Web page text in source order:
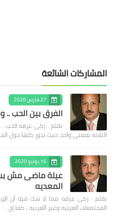
المشاركات الشائعة
27 مارس 2020
الفرق بين الحب ..
بقلم : زكى عرفه الحب
الثلاثه بمعنى واحد، حيث تدور كلها حول
16 يوليو 2020
عيلة ماضى مش
المعديه
بقلم : زكى عرفه مما لا شك فيه أن
المجتمعات العربيه وغير العربيه ، كما إج…